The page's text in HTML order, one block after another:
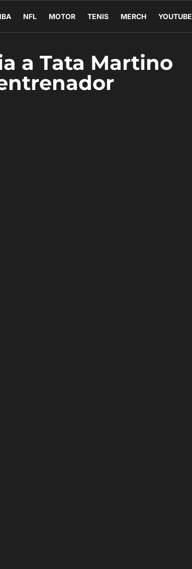
NFL MOTOR TENIS MERCH YOUTUBE
a Tata Martino